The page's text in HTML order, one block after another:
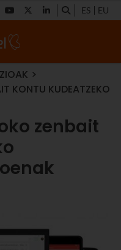
ES EU
KONTU KUDEATZEKO
zenbait